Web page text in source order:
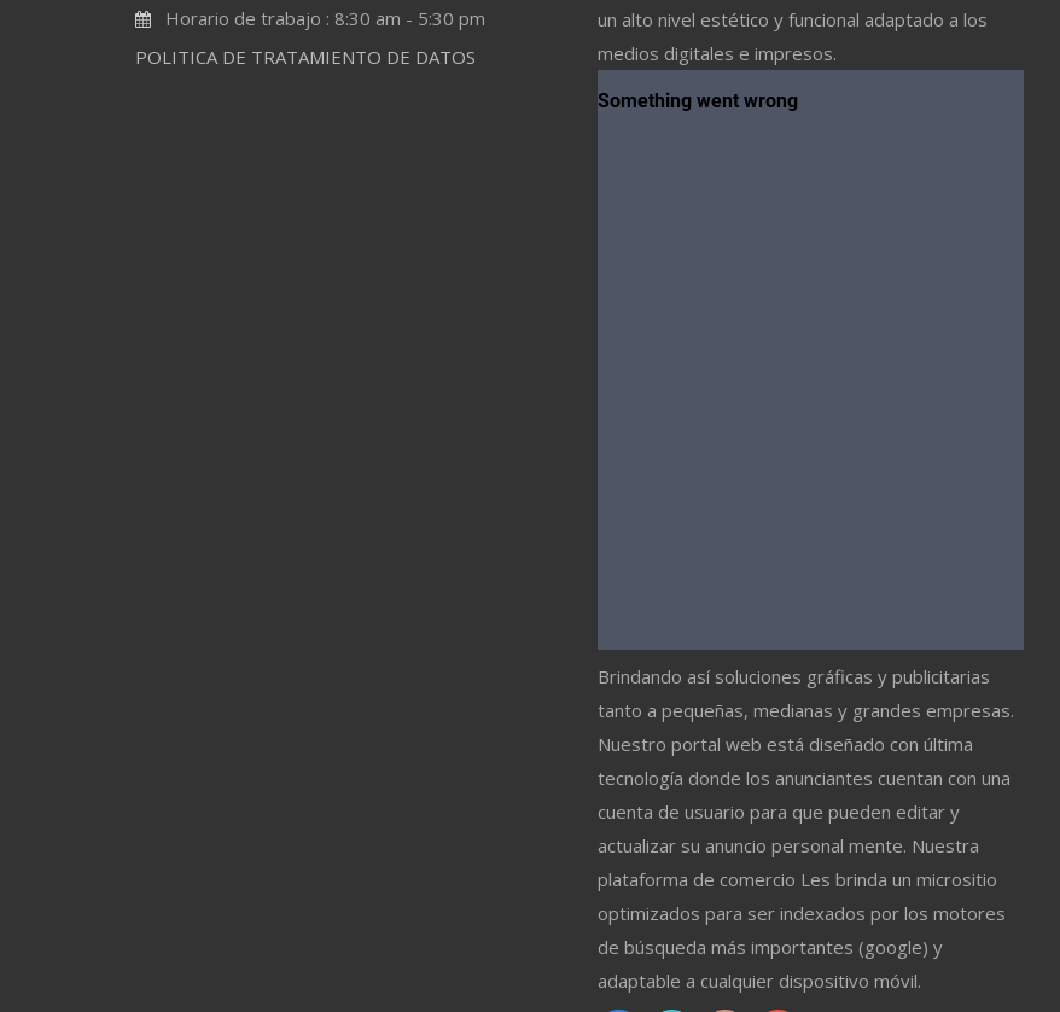
Horario de trabajo : 8:30 am - 5:30 pm
POLITICA DE TRATAMIENTO DE DATOS
un alto nivel estético y funcional adaptado a los
medios digitales e impresos.
Brindando así soluciones gráficas y publicitarias
tanto a pequeñas, medianas y grandes empresas.
Nuestro portal web está diseñado con última
tecnología donde los anunciantes cuentan con una
cuenta de usuario para que pueden editar y
actualizar su anuncio personal mente. Nuestra
plataforma de comercio Les brinda un micrositio
optimizados para ser indexados por los motores
de búsqueda más importantes (google) y
adaptable a cualquier dispositivo móvil.